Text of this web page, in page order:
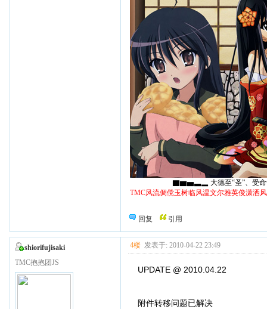
▇▆▅▃▂ 大德至“圣”、受命于“
TMC风流倜傥玉树临风温文尔雅英俊潇洒
回复 引用
shiorifujisaki
TMC抱抱团JS
4楼 发表于: 2010-04-22 23:49
UPDATE @ 2010.04.22
附件转移问题已解决